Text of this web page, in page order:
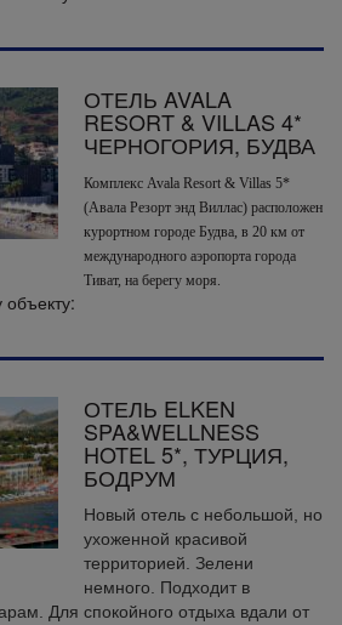
ОТЕЛЬ AVALA
RESORT & VILLAS 4*
ЧЕРНОГОРИЯ, БУДВА
Комплекс Avala Resort & Villas 5*
(Авала Резорт энд Виллас) расположен
курортном городе Будва, в 20 км от
международного аэропорта города
Тиват, на берегу моря.
ОТЕЛЬ ELKEN
SPA&WELLNESS
HOTEL 5*, ТУРЦИЯ,
БОДРУМ
Новый отель с небольшой, но
ухоженной красивой
территорией. Зелени
немного. Подходит в
Для спокойного отдыха вдали от